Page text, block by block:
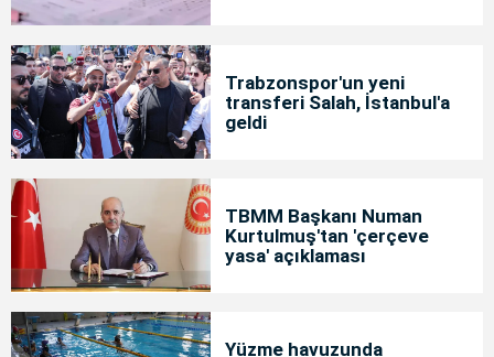
Trabzonspor'un yeni
transferi Salah, İstanbul'a
geldi
TBMM Başkanı Numan
Kurtulmuş'tan 'çerçeve
yasa' açıklaması
Yüzme havuzunda